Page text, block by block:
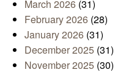
March 2026 (31)
February 2026 (28)
January 2026 (31)
December 2025 (31)
November 2025 (30)